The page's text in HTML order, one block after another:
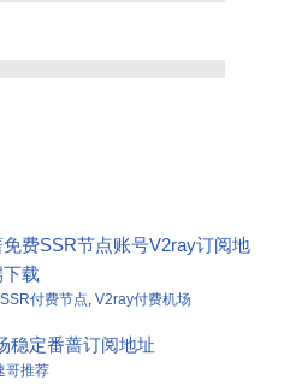
费SSR节点账号V2ray订阅地
载
SSR付费节点 V2ray付费机场
稳定番蔷订阅地址
哥推荐